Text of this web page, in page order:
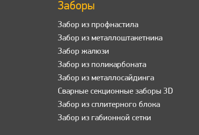
Заборы
Забор из профнастила
Забор из металлоштакетника
Забор жалюзи
Забор из поликарбоната
Забор из металлосайдинга
Сварные секционные заборы 3D
Забор из сплитерного блока
Забор из габионной сетки